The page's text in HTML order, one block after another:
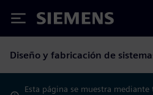
Siemens
Diseño y fabricación de
Esta página se muestra